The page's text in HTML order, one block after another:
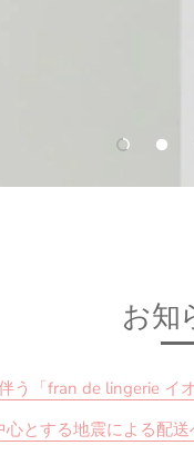
お知
う「fran de lingerie
心とする地震による配